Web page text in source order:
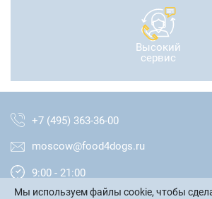
Высокий
сервис
+7 (495) 363-36-00
moscow@food4dogs.ru
9:00 - 21:00
Москва и МО
Мы используем файлы cookie, чтобы